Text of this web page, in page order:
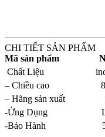
CHI TIẾT SẢN PHẨM
Mã sản phẩm
Chất Liệu inox
– Chiều cao 850
– Hãng sản xuất
-Ứng Dụng Làm
-Bảo Hành 5